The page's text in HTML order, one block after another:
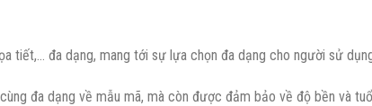
tiết,… đa dạng, mang tới sự lựa chọn đa dạng cho người sử
đa dạng về mẫu mã, mà còn được đảm bảo về độ bền và